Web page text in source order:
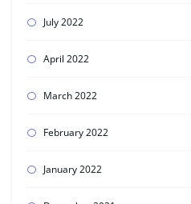
July 2022
April 2022
March 2022
February 2022
January 2022